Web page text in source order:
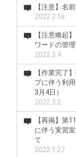
【注意】名
2022.3.16
【注意喚起
ワードの管
2022.3.4
【作業完了
プに伴う利
3月4日）
2022.3.2
【再掲】第
に伴う実習
て
2022.1.27